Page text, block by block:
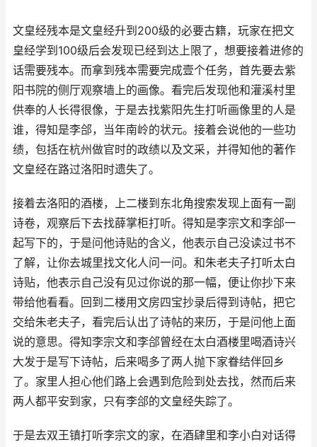
文皇经残本是文皇经升到200级的必要古籍，玩家在把文
皇经学到100级后会发现已经到达上限了，想要接着进修的
话需要残本。而拿到残本需要完成壹个任务，首先要去紫
阳书院的侧厅观察墙上的画像。看完后发现他和灌溪村里
供奉的人长得很像，于是去找紫阳先生打听画像里的人是
谁，得知是李郃，当年南岭的状元。接着会说他的一些功
绩，包括在杭州做官时的政绩以及文采，并得知他的著作
文皇经在路过洛阳时遗失了。
接着去洛阳的酒楼，上二楼到东北角搜索发现上面有一副
诗卷，观察后下去找薛掌柜打听。得知是李宗文和李郃一
起写下的，于是问他诗贴的含义，他表示自己没读过书不
了解，让你去城里找文化人问一问。和朱老夫子打听太白
诗贴，他表示自己没有见过你说的那一幅，便让你抄下来
带给他看看。回到二楼用文房四宝抄录后得到诗帖，把它
交给朱老夫子，看完后认出了诗帖的来历，于是问他上面
说的意思。得知李宗文和李郃曾经在太白酒楼里喝酒诗兴
大发于是写下诗帖，后来喝多了两人抛下家眷结伴回乡
了。家里人担心他们路上会遇到危险到处去找，然而后来
两人都平安到家，只有李郃的文皇经失踪了。
于是去双王镇打听李宗文的家，在酒肆里和李小白对话得